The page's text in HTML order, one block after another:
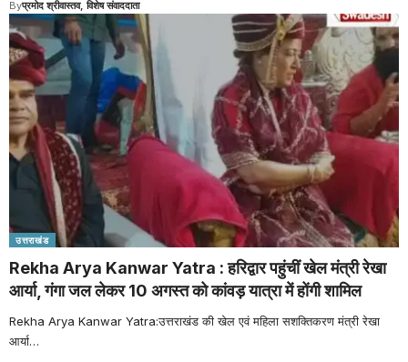
Byप्रमोद श्रीवास्तव, विशेष संवाददाता
उत्तराखंड
Rekha Arya Kanwar Yatra : हरिद्वार पहुंचीं खेल मंत्री रेखा
आर्या, गंगा जल लेकर 10 अगस्त को कांवड़ यात्रा में होंगी शामिल
Rekha Arya Kanwar Yatra:उत्तराखंड की खेल एवं महिला सशक्तिकरण मंत्री रेखा
आर्या…